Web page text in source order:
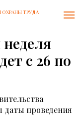
ТРУДА
с 26 по
даты проведения